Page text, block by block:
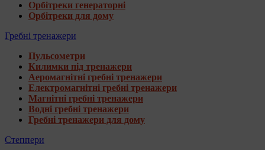
Орбітреки генераторні
Орбітреки для дому
Гребні тренажери
Пульсометри
Килимки під тренажери
Аеромагнітні гребні тренажери
Електромагнітні гребні тренажери
Магнітні гребні тренажери
Водні гребні тренажери
Гребні тренажери для дому
Степпери